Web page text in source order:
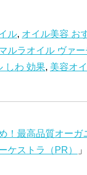
G
e
ウ
ル, オイル美容 お
ルラオイル ヴァー
しわ 効果, 美容オ
！最高品質オーガ
ストラ（PR）
」